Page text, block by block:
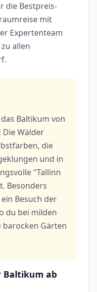
die Bestpreis-
mit
Expertenteam
allen
Baltikum von
Die Wälder
die
und in
"Tallinn
Besonders
Besuch der
du bei milden
barocken Gärten
Baltikum ab